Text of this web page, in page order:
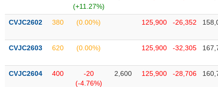
(+11.27%)
CVJC2602 380 (0.00%) 125,900 -26,352
CVJC2603 620 (0.00%) 125,900 -32,305
CVJC2604 400
-20
(-4.76%)
2,600 125,900 -28,706